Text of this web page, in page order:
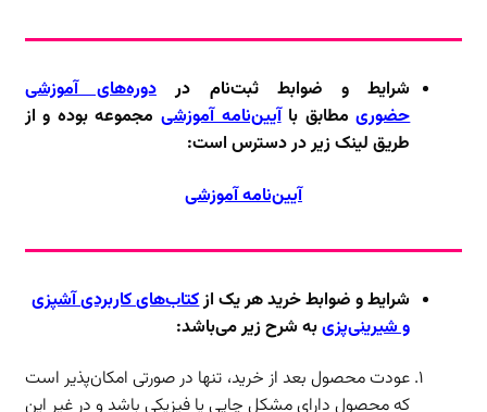
شرایط و ضوابطثبت‌نام دردوره‌های آموزشی
حضوریمطابق باآیین‌نامه آموزشی مجموعه بوده و از
طریق لینک زیر در دسترس است:
آیین‌نامه آموزشی
شرایط و ضوابط خرید هر یک ازکتاب‌های کاربردی آشپزی
و شیرینی‌پزیبه شرح زیر می‌باشد:
عودت محصول بعد از خرید، تنها در صورتی امکان‌پذیر است
که محصول دارای مشکل چاپی یا فیزیکی باشد و در غیر این